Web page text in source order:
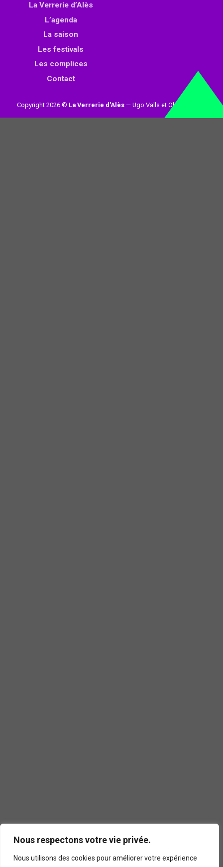
Nous respectons votre vie privée.
Nous utilisons des cookies pour améliorer votre expérience
La Verrerie d’Alès
L’agenda
La saison
Les festivals
Les complices
Contact
Copyright 2026 © La Verrerie d'Alès— Ugo Valls et Olivier Loynet